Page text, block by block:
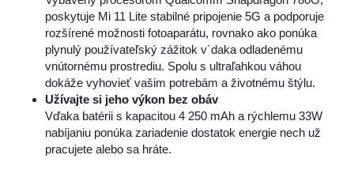
poskytuje Mi 11 Lite stabilné pripojenie 5G a podporuje
rozšírené možnosti fotoaparátu, rovnako ako ponúka
plynulý používateľský zážitok v´daka odladenému
vnútornému prostrediu. Spolu s ultraľahkou váhou
dokáže vyhovieť vašim potrebám a životnému štýlu.
Užívajte si jeho výkon bez obáv
Vďaka batérii s kapacitou 4 250 mAh a rýchlemu 33W
nabíjaniu ponúka zariadenie dostatok energie nech už
pracujete alebo sa hráte.